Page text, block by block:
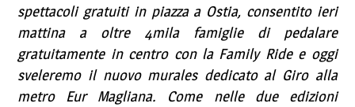
spettacoli gratuiti in piazza a Ostia, consentito ieri
mattina a oltre 4mila famiglie di pedalare
gratuitamente in centro con la Family Ride e oggi
sveleremo il nuovo murales dedicato al Giro alla
metro Eur Magliana. Come nelle due edizioni